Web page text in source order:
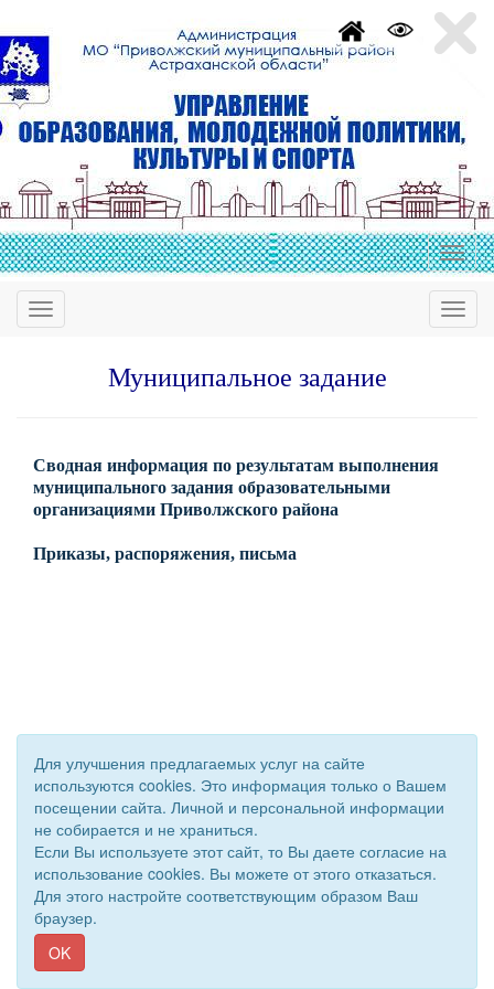
Муниципальное задание
Сводная информация по результатам выполнения
муниципального задания образовательными
организациями Приволжского района
Приказы, распоряжения, письма
© 2020 - 2026 Управление образования Приволжского района.
Все права защищены.
Сайт создан при поддержке «Информационная сеть RD
Для улучшения предлагаемых услуг на сайте
используются cookies. Это информация только о Вашем
посещении сайта. Личной и персональной информации
не собирается и не храниться.
Если Вы используете этот сайт, то Вы даете согласие на
использование cookies. Вы можете от этого отказаться.
Для этого настройте соответствующим образом Ваш
браузер.
OK